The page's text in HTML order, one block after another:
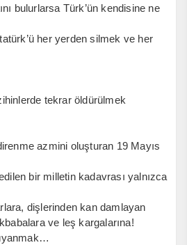
bulurlarsa Türk’ün kendisine ne
her yerden silmek ve her
tekrar öldürülmek
azmini oluşturan 19 Mayıs
bir milletin kadavrası yalnızca
dişlerinden kan damlayan
ve leş kargalarına!